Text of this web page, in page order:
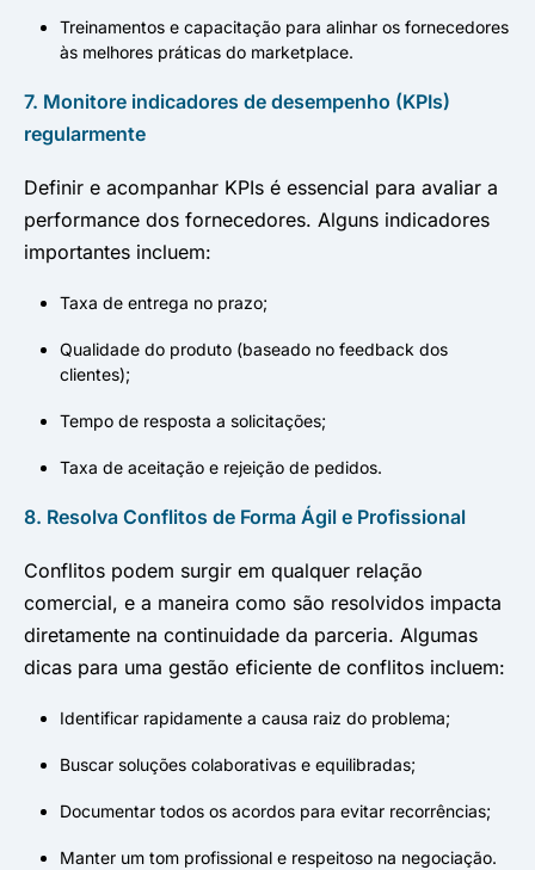
Treinamentos e capacitação para alinhar os fornecedores
às melhores práticas do marketplace.
7. Monitore indicadores de desempenho (KPIs)
regularmente
Definir e acompanhar KPIs é essencial para avaliar a
performance dos fornecedores. Alguns indicadores
importantes incluem:
Taxa de entrega no prazo;
Qualidade do produto (baseado no feedback dos
clientes);
Tempo de resposta a solicitações;
Taxa de aceitação e rejeição de pedidos.
8. Resolva Conflitos de Forma Ágil e Profissional
Conflitos podem surgir em qualquer relação
comercial, e a maneira como são resolvidos impacta
diretamente na continuidade da parceria. Algumas
dicas para uma gestão eficiente de conflitos incluem:
Identificar rapidamente a causa raiz do problema;
Buscar soluções colaborativas e equilibradas;
Documentar todos os acordos para evitar recorrências;
Manter um tom profissional e respeitoso na negociação.